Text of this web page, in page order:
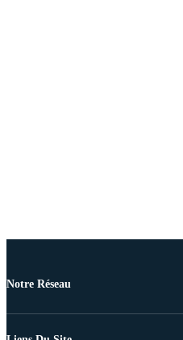
Notre Réseau